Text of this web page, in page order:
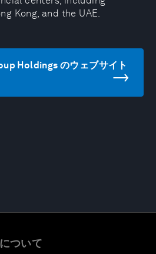
Kong, and the UAE.
Holdings のウェブサイト
ついて